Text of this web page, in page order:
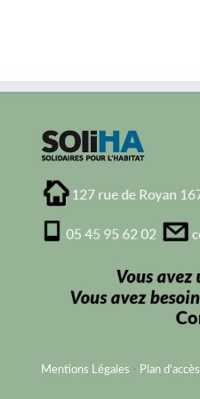
Mentions Légales - Plan d'accès